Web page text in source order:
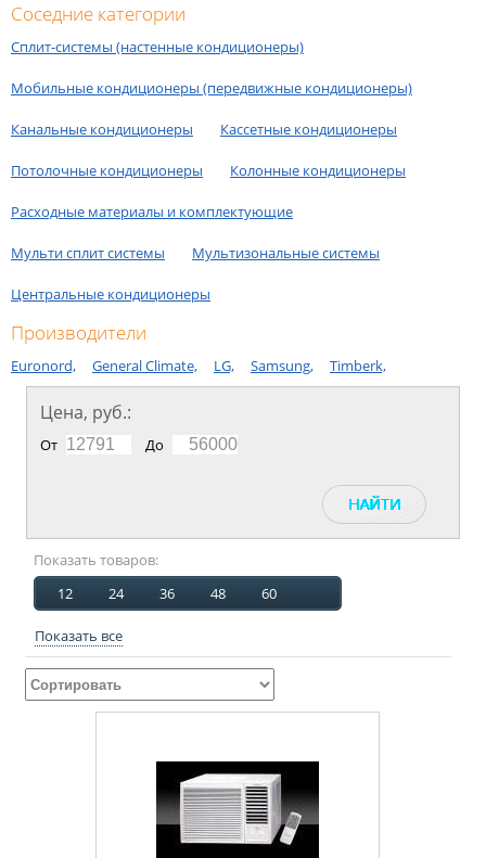
Соседние категории
Сплит-сиcтемы (настенные кондиционеры)
Мобильные кондиционеры (передвижные кондиционеры)
Канальные кондиционеры Кассетные кондиционеры
Потолочные кондиционеры Колонные кондиционеры
Расходные материалы и комплектующие
Мульти сплит системы Мультизональные системы
Центральные кондиционеры
Производители
Euronord, General Climate, LG, Samsung, Timberk,
Цена, руб.:
От До
Показать товаров:
12
24 36 48 60
Показать все